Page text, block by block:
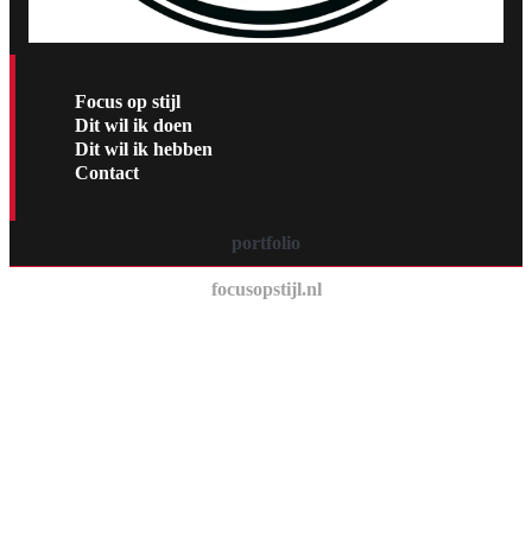
Focus op stijl
Dit wil ik doen
Dit wil ik hebben
Contact
portfolio
focusopstijl.nl